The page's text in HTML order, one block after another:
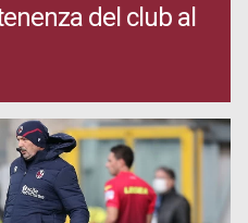
del club al